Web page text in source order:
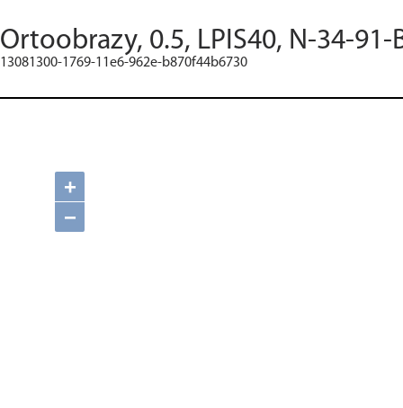
Ortoobrazy, 0.5, LPIS40, N-34-91-
13081300-1769-11e6-962e-b870f44b6730
+
−